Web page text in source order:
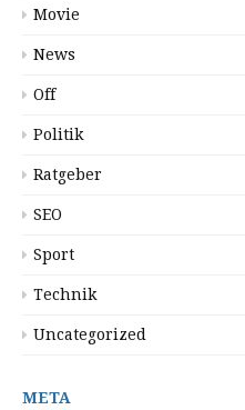
Movie
News
Off
Politik
Ratgeber
SEO
Sport
Technik
Uncategorized
META